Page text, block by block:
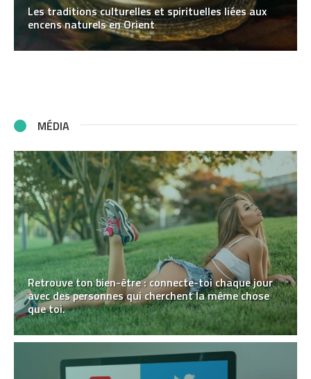
Les traditions culturelles et spirituelles liées aux
encens naturels en Orient
MÉDIA
Retrouve ton bien-être : connecte-toi chaque jour
avec des personnes qui cherchent la même chose
que toi.